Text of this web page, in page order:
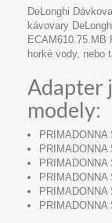
DeLonghi
kávovary
horké vody, nebo
Adapter
modely:
PRIMADONNA